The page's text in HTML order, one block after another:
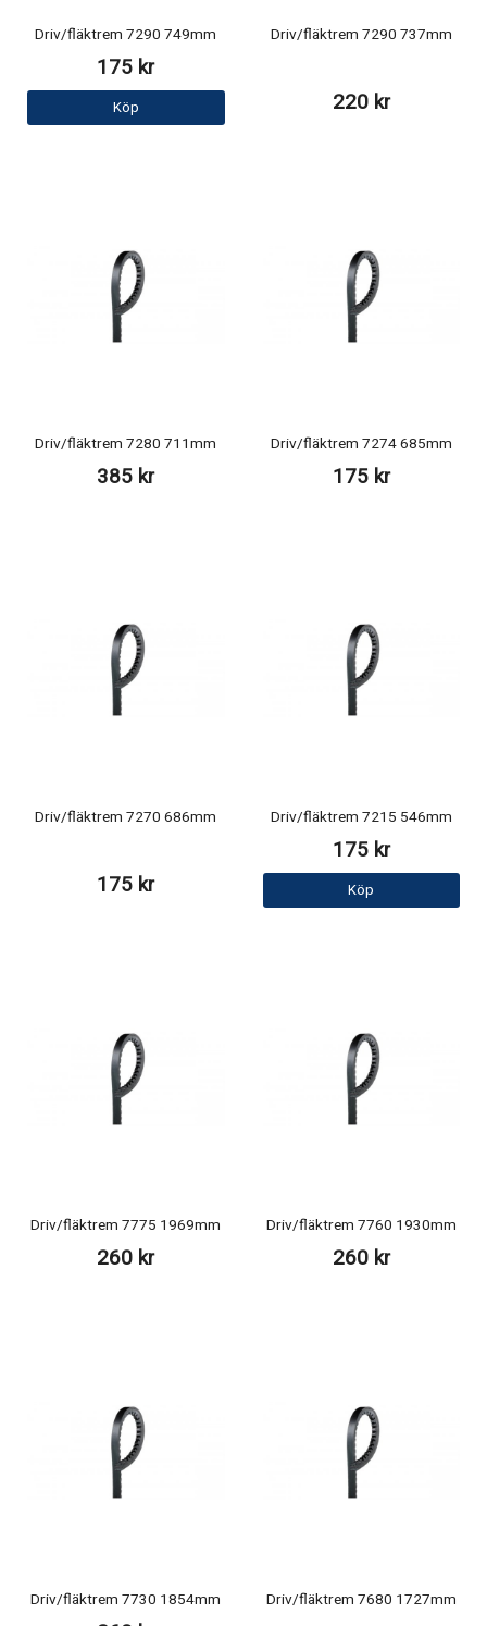
Driv/fläktrem 7290 749mm
175 kr
Köp
Driv/fläktrem 7290 737mm
220 kr
Driv/fläktrem 7280 711mm
385 kr
Driv/fläktrem 7274 685mm
175 kr
Driv/fläktrem 7270 686mm
175 kr
Driv/fläktrem 7215 546mm
175 kr
Köp
Driv/fläktrem 7775 1969mm
260 kr
Driv/fläktrem 7760 1930mm
260 kr
Driv/fläktrem 7730 1854mm Driv/fläktrem 7680 1727mm